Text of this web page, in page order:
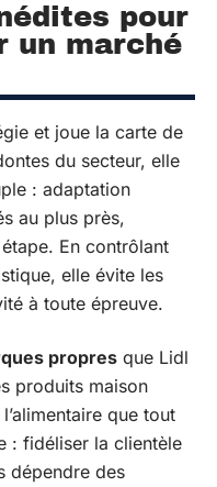
pour
un marché
et joue la carte de
du secteur, elle
: adaptation
au plus près,
En contrôlant
elle évite les
à toute épreuve.
propres que Lidl
produits maison
que tout
: fidéliser la clientèle
dépendre des